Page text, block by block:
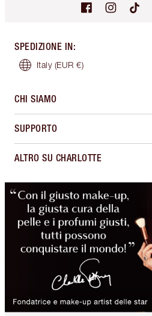
SPEDIZIONE IN:
Italy (EUR €)
CHI SIAMO
SUPPORTO
ALTRO SU CHARLOTTE